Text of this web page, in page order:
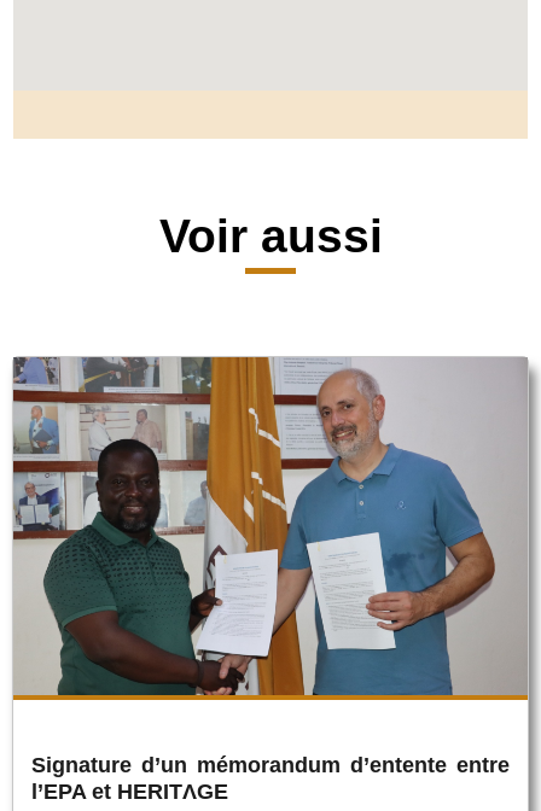
Voir aussi
Signature d’un mémorandum d’entente entre
l’EPA et HERITΛGE